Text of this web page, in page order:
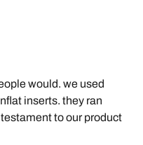
would. we used
inserts. they ran
to our product